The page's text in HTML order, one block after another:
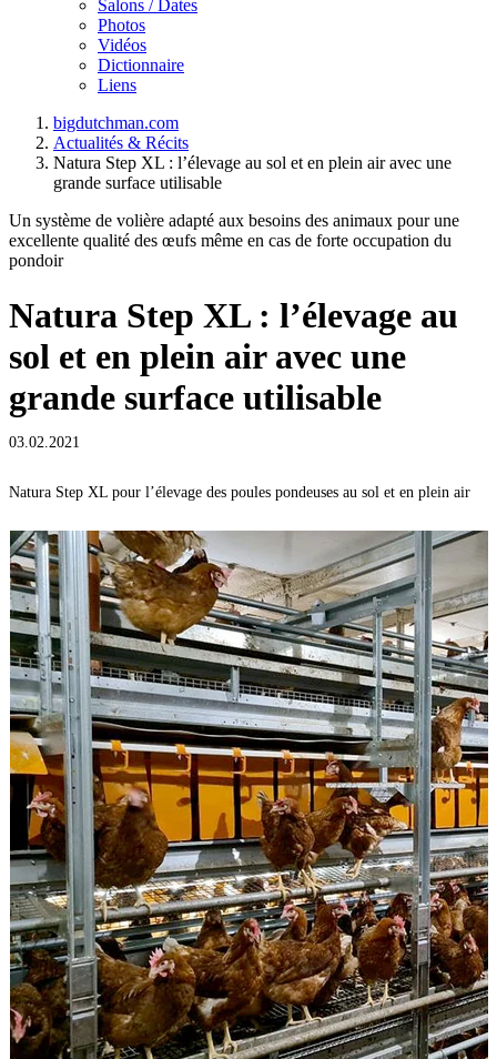
Salons / Dates
Photos
Vidéos
Dictionnaire
Liens
bigdutchman.com
Actualités & Récits
Natura Step XL : l’élevage au sol et en plein air avec une
grande surface utilisable
Un système de volière adapté aux besoins des animaux pour une
excellente qualité des œufs même en cas de forte occupation du
pondoir
Natura Step XL : l’élevage au
sol et en plein air avec une
grande surface utilisable
03.02.2021
Natura Step XL pour l’élevage des poules pondeuses au sol et en plein air